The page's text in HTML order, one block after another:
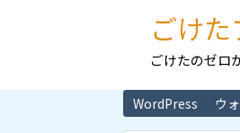
ごけ
ごけたのゼロ
WordPress ウ